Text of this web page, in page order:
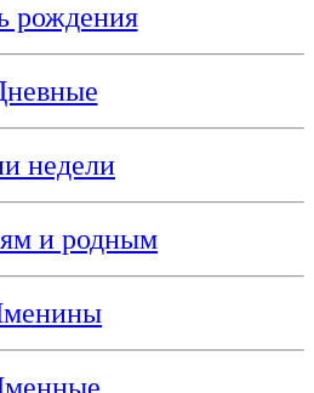
рождения
недели
и родным